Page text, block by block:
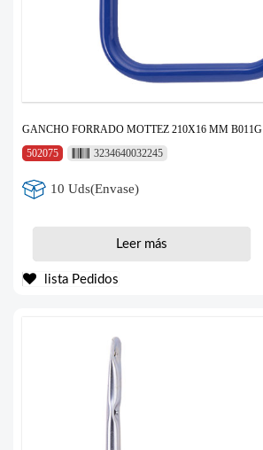
GANCHO FORRADO MOTTEZ 210X16 MM B011G
502075
3234640032245
10 Uds(Envase)
Leer más
lista Pedidos